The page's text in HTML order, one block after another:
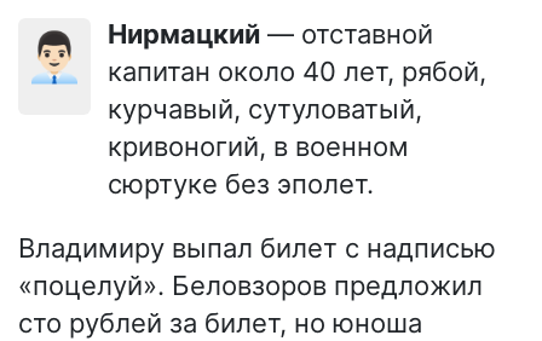
👨🏻‍💼 Нирмацкий — отставной
капитан около 40 лет, рябой,
курчавый, сутуловатый,
кривоногий, в военном
сюртуке без эполет.
Владимиру выпал билет с надписью
«поцелуй». Беловзоров предложил
сто рублей за билет, но юноша